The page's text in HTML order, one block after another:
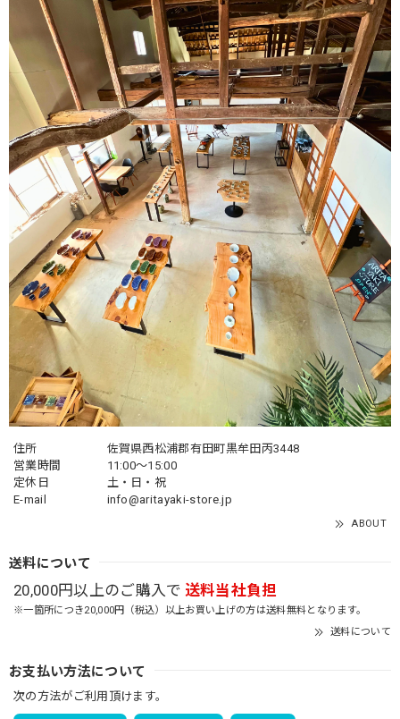
住所
佐賀県西松浦郡有田町黒牟田丙3448
営業時間
11:00～15:00
定休日
土・日・祝
E-mail
info@aritayaki-store.jp
ABOUT
送料について
20,000円以上のご購入で 送料当社負担
※一箇所につき20,000円（税込）以上お買い上げの方は送料無料となります。
送料について
お支払い方法について
次の方法がご利用頂けます。